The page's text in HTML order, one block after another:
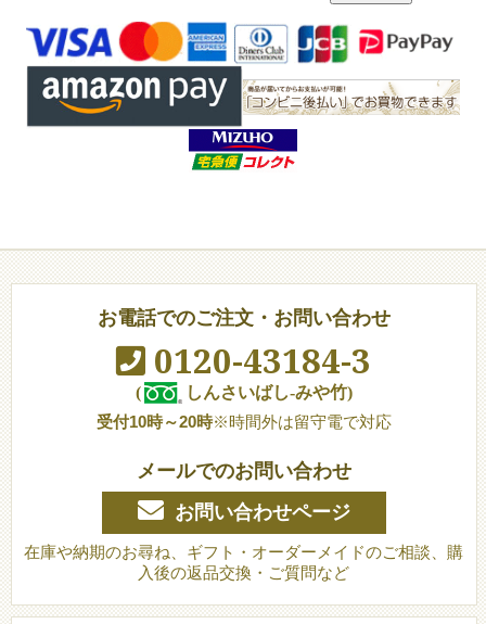
お電話でのご注文・お問い合わせ
0120-43184-3
(
しんさいばし-みや竹)
受付10時～20時※時間外は留守電で対応
メールでのお問い合わせ
お問い合わせページ
在庫や納期のお尋ね、ギフト・オーダーメイドのご相談、購
入後の返品交換・ご質問など